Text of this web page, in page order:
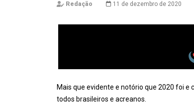
Redação 11 de dezembro de 2020
Mais que evidente e notório que 2020 foi
todos brasileiros e acreanos.